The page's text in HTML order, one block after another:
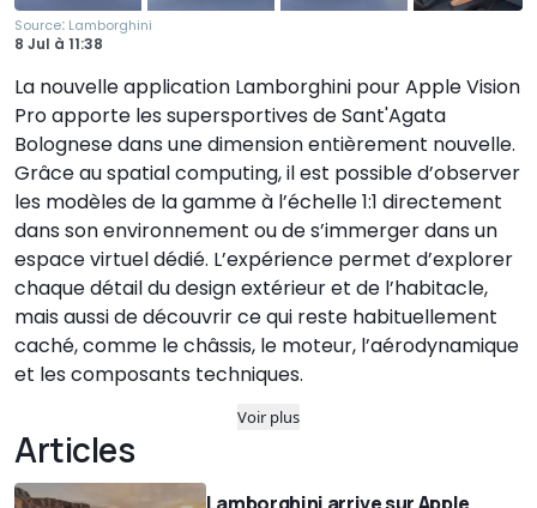
Source: Lamborghini
8 Jul à 11:38
La nouvelle application Lamborghini pour Apple Vision
Pro apporte les supersportives de Sant'Agata
Bolognese dans une dimension entièrement nouvelle.
Grâce au spatial computing, il est possible d’observer
les modèles de la gamme à l’échelle 1:1 directement
dans son environnement ou de s’immerger dans un
espace virtuel dédié. L’expérience permet d’explorer
chaque détail du design extérieur et de l’habitacle,
mais aussi de découvrir ce qui reste habituellement
caché, comme le châssis, le moteur, l’aérodynamique
et les composants techniques.
Voir plus
Articles